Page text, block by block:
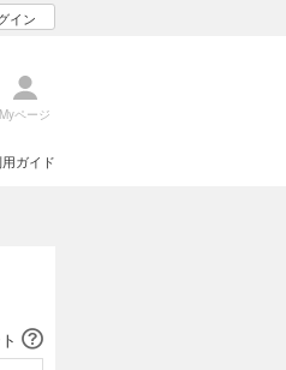
イン
Myページ
用ガイド